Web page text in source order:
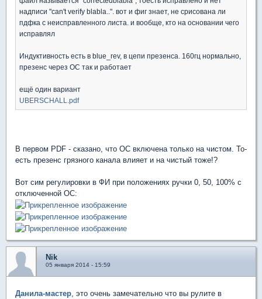
надписи "can't verify blabla..". вот и фиг знает, не срисована ли
пдфка с неисправленного листа. и вообще, кто на основании чего
исправлял
Индуктивность есть в blue_rev, в цепи презенса. 160гц нормально,
презенс через ОС так и работает
ещё один вариант
UBERSCHALL.pdf
В первом PDF - сказано, что ОС включена только на чистом. То-
есть презенс грязного канала влияет и на чистый тоже!?
Вот сим регулировки в ФИ при положениях ручки 0, 50, 100% с
отключенной ОС:
Nik
05 января 2014 - 15:59
Данила-мастер , это очень замечательно что вы рулите в